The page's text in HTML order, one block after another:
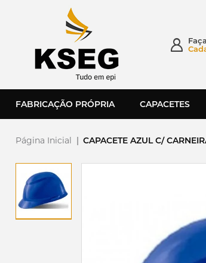
Faça
FABRICAÇÃO PRÓPRIA CAPACETES
Página Inicial | CAPACETE AZUL C/